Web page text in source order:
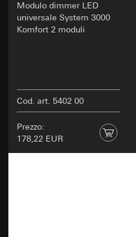
Modulo dimmer LED
universale System 3000
Komfort 2 moduli
Cod. art. 5402 00
Prezzo:
178,22 EUR